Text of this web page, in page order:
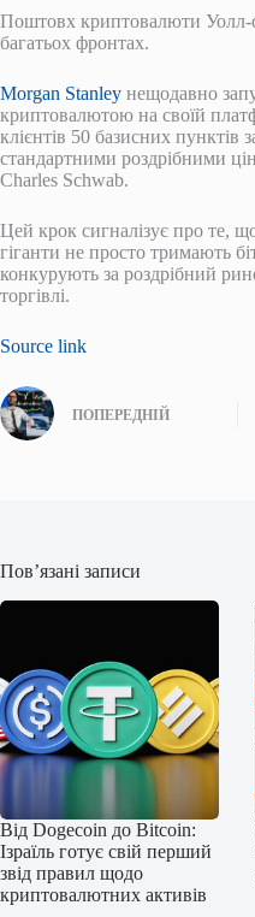
Поштовх криптовалюти Уолл-
багатьох фронтах.
Morgan Stanley нещодавно
криптовалютою на своїй
клієнтів 50 базисних пунктів
стандартними роздрібними
Charles Schwab.
Цей крок сигналізує про те,
гіганти не просто тримають
конкурують за роздрібний
торгівлі.
Source link
ПОПЕРЕДНІЙ
Пов’язані записи
Від Dogecoin до Bitcoin:
Ізраїль готує свій перший
звід правил щодо
криптовалютних активів